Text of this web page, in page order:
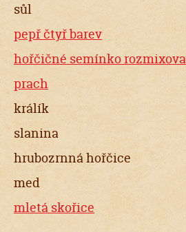
sůl
pepř čtyř barev
hořčičné semínko
prach
králík
slanina
hrubozrnná hořčice
med
mletá skořice